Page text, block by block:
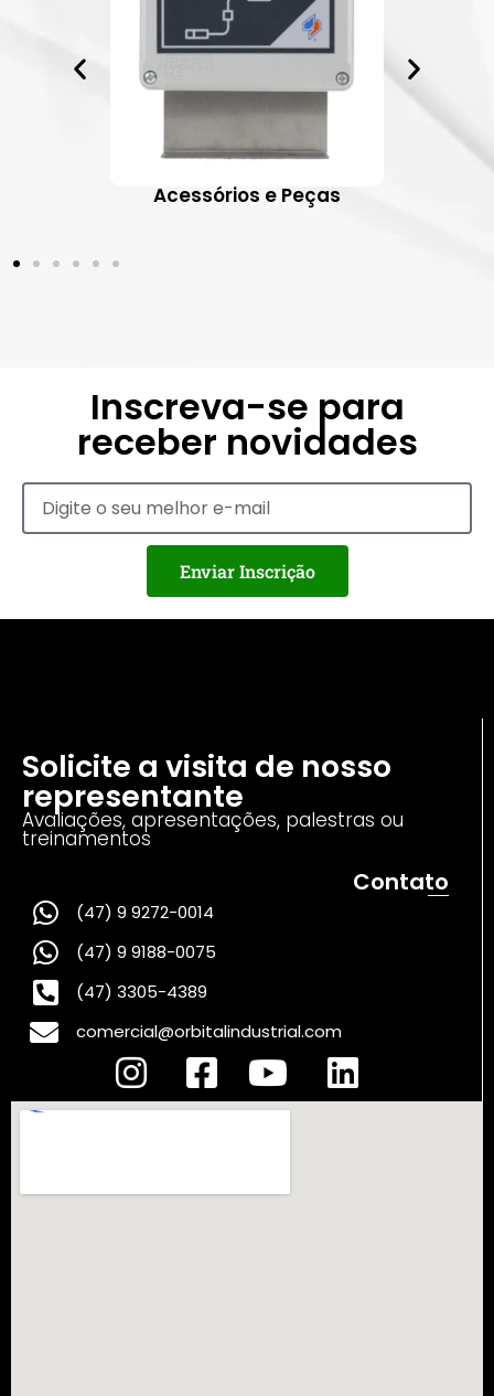
Acessórios e Peças
Inscreva-se para
receber novidades
Enviar Inscrição
Solicite a visita de nosso
representante
Avaliações, apresentações, palestras ou
treinamentos
Contato
(47) 9 9272-0014
(47) 9 9188-0075
(47) 3305-4389
comercial@orbitalindustrial.com